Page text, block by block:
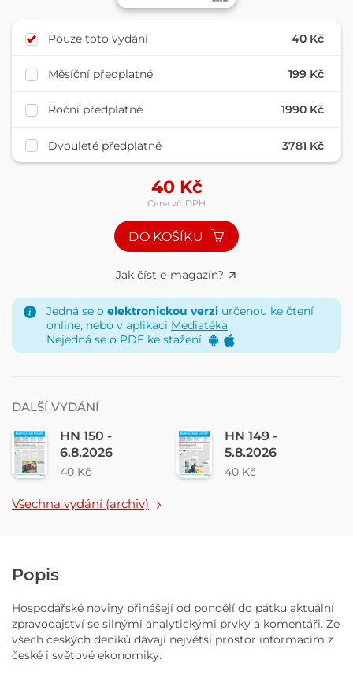
Pouze toto vydání 40 Kč
Měsíční předplatné 199 Kč
Roční předplatné 1990 Kč
Dvouleté předplatné 3781 Kč
40 Kč
Cena vč. DPH
DO KOŠÍKU
Jak číst e-magazín?
Jedná se o elektronickou verzi určenou ke čtení
online, nebo v aplikaci Mediatéka.
Nejedná se o PDF ke stažení.
DALŠÍ VYDÁNÍ
HN 150 -
6.8.2026
40 Kč
HN 149 -
5.8.2026
40 Kč
Všechna vydání (archiv)
Popis
Hospodářské noviny přinášejí od pondělí do pátku aktuální
zpravodajství se silnými analytickými prvky a komentáři. Ze
všech českých deníků dávají největší prostor informacím z
české i světové ekonomiky.